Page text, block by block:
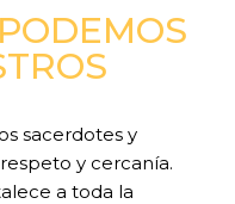
sacerdotes y
y cercanía.
a toda la